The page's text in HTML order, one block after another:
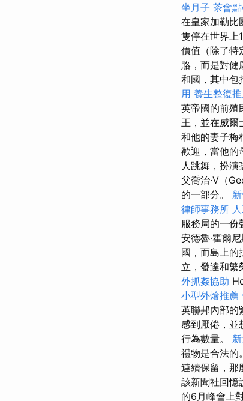
坐月子 茶會
在皇家加勒比
隻停在世界上
價值（除了特
賂，而是對健
和國，其中包
用 養生整復
英帝國的前殖
王，並在威爾
和他的妻子梅
歡迎，當他的
人跳舞，扮演
父喬治·V（
的一部分。
律師事務所
服務局的一份
安德魯·霍爾
國，而島上的
立，發達和繁
外抓姦協助
小型外燴推薦
英聯邦內部的
感到厭倦，並
行為數量。
禮物是合法的
連續保留，那
該新聞社回憶
的6月峰會上